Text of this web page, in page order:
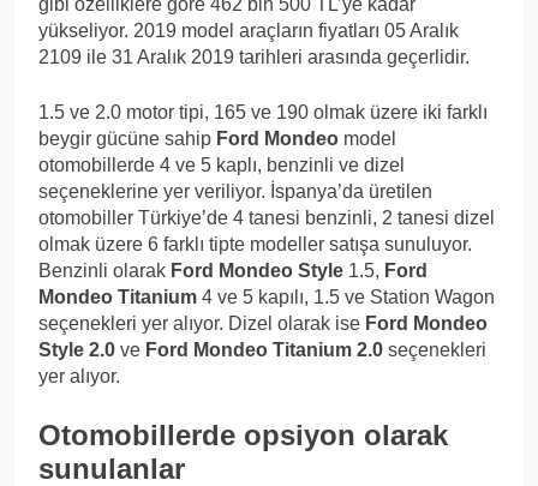
gibi özelliklere göre 462 bin 500 TL’ye kadar
yükseliyor. 2019 model araçların fiyatları 05 Aralık
2109 ile 31 Aralık 2019 tarihleri arasında geçerlidir.
1.5 ve 2.0 motor tipi, 165 ve 190 olmak üzere iki farklı
beygir gücüne sahip Ford Mondeo model
otomobillerde 4 ve 5 kaplı, benzinli ve dizel
seçeneklerine yer veriliyor. İspanya’da üretilen
otomobiller Türkiye’de 4 tanesi benzinli, 2 tanesi dizel
olmak üzere 6 farklı tipte modeller satışa sunuluyor.
Benzinli olarak Ford Mondeo Style 1.5, Ford
Mondeo Titanium 4 ve 5 kapılı, 1.5 ve Station Wagon
seçenekleri yer alıyor. Dizel olarak ise Ford Mondeo
Style 2.0 ve Ford Mondeo Titanium 2.0 seçenekleri
yer alıyor.
Otomobillerde opsiyon olarak
sunulanlar